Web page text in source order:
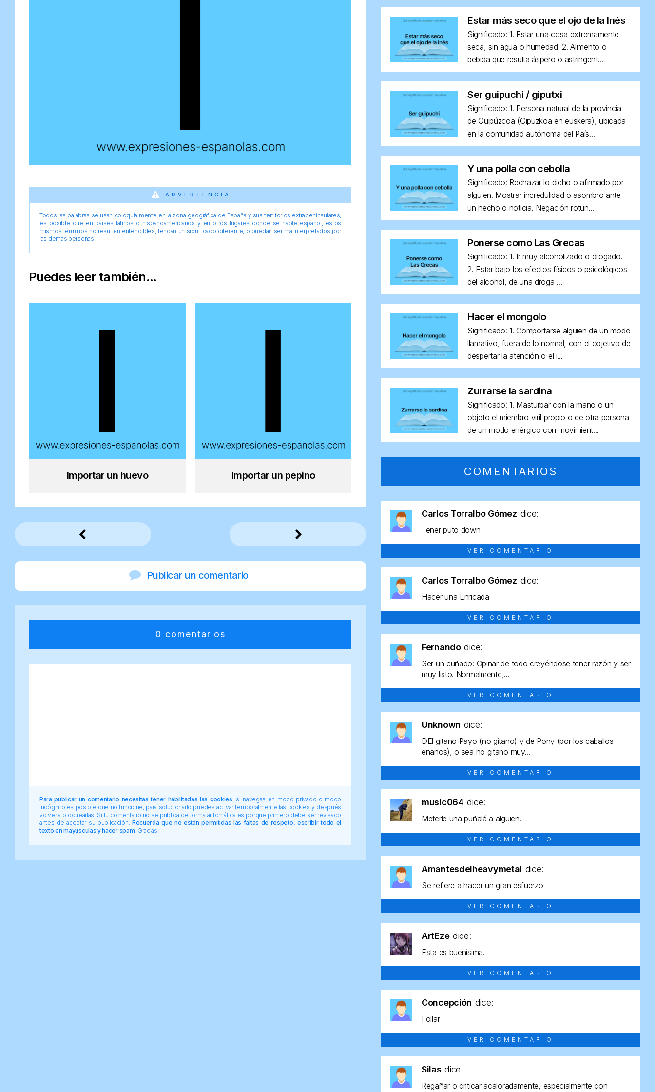
ADVERTENCIA
Todos las palabras se usan coloquialmente en la zona geográfica de España y sus territorios extrapeninsulares,
es posible que en países latinos o hispanoamericanos y en otros lugares donde se hable español, estos
mismos términos no resulten entendibles, tengan un significado diferente, o puedan ser malinterpretados por
las demás personas
Puedes leer también...
Importar un huevo Importar un pepino
Publicar un comentario
0 comentarios
Para publicar un comentario necesitas tener habilitadas las cookies , si navegas en modo privado o modo
incógnito es posible que no funcione, para solucionarlo puedes activar temporalmente las cookies y después
volver a bloquearlas. Si tu comentario no se publica de forma automática es porque primero debe ser revisado
antes de aceptar su publicación. Recuerda que no están permitidas las faltas de respeto, escribir todo el
texto en mayúsculas y hacer spam. Gracias.
Estar más seco que el ojo de la Inés
Significado: 1. Estar una cosa extremamente
seca, sin agua o humedad. 2. Alimento o
bebida que resulta áspero o astringent...
Ser guipuchi / giputxi
Significado: 1. Persona natural de la provincia
de Guipúzcoa (Gipuzkoa en euskera), ubicada
en la comunidad autónoma del País...
Y una polla con cebolla
Significado: Rechazar lo dicho o afirmado por
alguien. Mostrar incredulidad o asombro ante
un hecho o noticia. Negación rotun...
Ponerse como Las Grecas
Significado: 1. Ir muy alcoholizado o drogado.
2. Estar bajo los efectos físicos o psicológicos
del alcohol, de una droga ...
Hacer el mongolo
Significado: 1. Comportarse alguien de un modo
llamativo, fuera de lo normal, con el objetivo de
despertar la atención o el i...
Zurrarse la sardina
Significado: 1. Masturbar con la mano o un
objeto el miembro viril propio o de otra persona
de un modo enérgico con movimient...
COMENTARIOS
Carlos Torralbo Gómez dice:
Tener puto down
VER COMENTARIO
Carlos Torralbo Gómez dice:
Hacer una Enricada
VER COMENTARIO
Fernando dice:
Ser un cuñado: Opinar de todo creyéndose tener razón y ser
muy listo. Normalmente,...
VER COMENTARIO
Unknown dice:
DEl gitano Payo (no gitano) y de Pony (por los caballos
enanos), o sea no gitano muy...
VER COMENTARIO
music064 dice:
Meterle una puñalá a alguien.
VER COMENTARIO
Amantesdelheavymetal dice:
Se refiere a hacer un gran esfuerzo
VER COMENTARIO
ArtEze dice:
Esta es buenísima.
VER COMENTARIO
Concepción dice:
Follar
VER COMENTARIO
Silas dice:
Regañar o criticar acaloradamente, especialmente con